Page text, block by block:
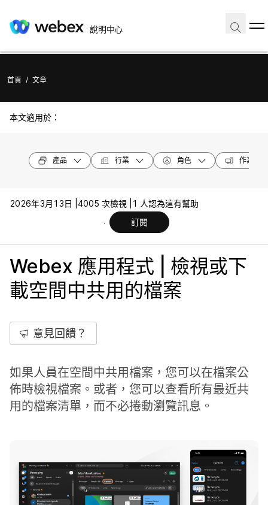
說明中心
首頁 / 文章
本文適用於：
產品 行業 角色 作業系統
2026年3月13日 | 4005 次檢視 |
1 人認為這有幫助
訂閱
Webex 應用程式 | 檢視或下
載空間中共用的檔案
意見回饋？
如果人員在空間中共用檔案，您可以在檔案公
佈時檢視檔案。或者，您可以查看所有最近共
用的檔案清單，而不必捲動瀏覽訊息。